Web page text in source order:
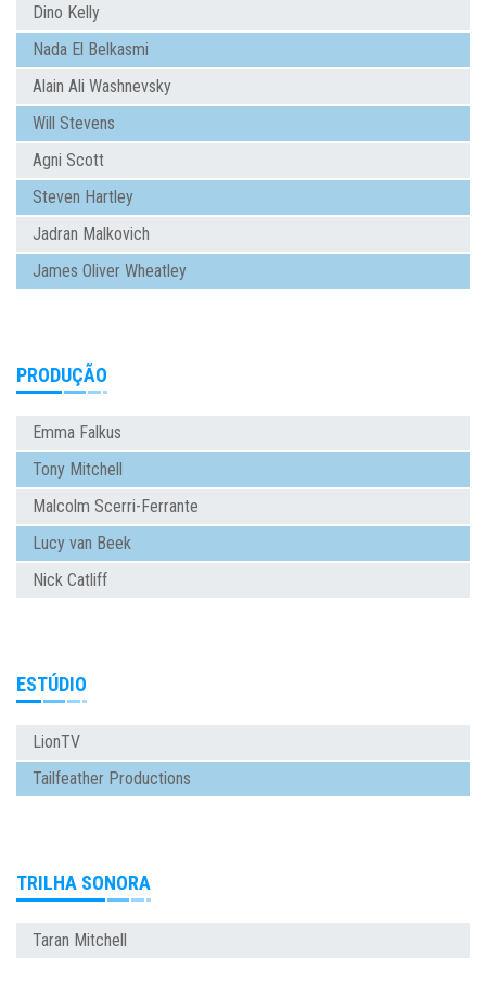
Dino Kelly
Nada El Belkasmi
Alain Ali Washnevsky
Will Stevens
Agni Scott
Steven Hartley
Jadran Malkovich
James Oliver Wheatley
PRODUÇÃO
Emma Falkus
Tony Mitchell
Malcolm Scerri-Ferrante
Lucy van Beek
Nick Catliff
ESTÚDIO
LionTV
Tailfeather Productions
TRILHA SONORA
Taran Mitchell